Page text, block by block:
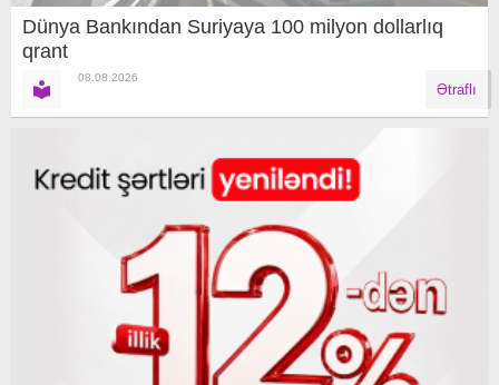
Dünya Bankından Suriyaya 100 milyon dollarlıq
qrant
08.08.2026
Ətraflı